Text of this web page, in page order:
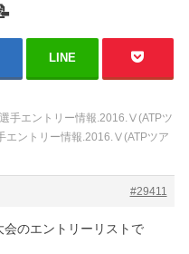
LINE
手エントリー情報.2016.Ⅴ(ATPツ
エントリー情報.2016.Ⅴ(ATPツア
#29411
会のエントリーリストで